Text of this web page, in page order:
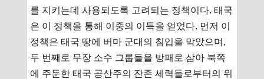
를 지키는데 사용되도록 고려되는 정책이다. 태국
은 이 정책을 통해 이중의 이득을 얻었다. 먼저 이
정책은 태국 땅에 버마 군대의 침입을 막았으며,
두 번째로 무장 소수 그룹들을 방패로 삼아 북쪽
에 주둔한 태국 공산주의 잔존 세력들로부터의 위